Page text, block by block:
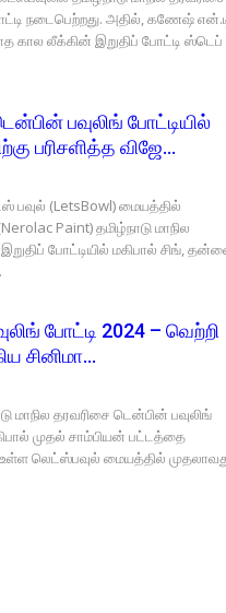
நடைபெற்றது. அதில், கணேஷ்
கால லீக்கின் இறுதிப் போட்டி ஸ்டெப்
பவுலிங் போட்டியில்
பரிசளித்த விஜே…
(LetsBowl) மையத்தில்
Paint) தமிழ்நாடு மாநில
போட்டியில் மகிபால் சிங்,
போட்டி 2024 – வெற்றி
சினிமா…
மாநில தரவரிசை டென்பின் பவுலிங்
முதல் சாம்பியன் பட்டத்தை
லெட்ஸ்பவுல் மையத்தில்